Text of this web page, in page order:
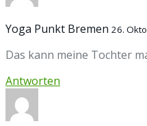
Yoga Punkt Bremen 26.
Das kann meine Tochter
Antworten